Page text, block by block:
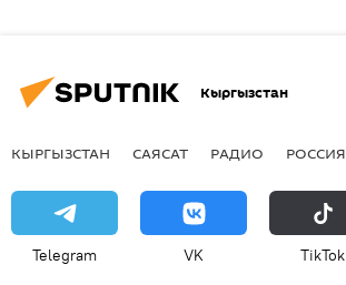
Кыргызстан
КЫРГЫЗСТАН САЯСАТ РАДИО РОССИЯ
Telegram VK ТikТоk